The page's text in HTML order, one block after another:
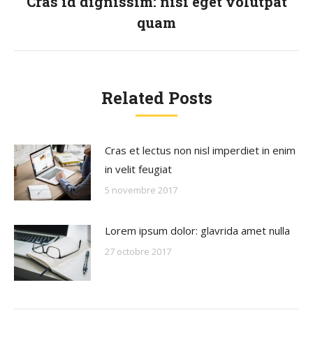
Article
suivant
:
quam
Related Posts
Cras et lectus non nisl imperdiet in enim
in velit feugiat
5 novembre 2017
Lorem ipsum dolor: glavrida amet nulla
27 octobre 2017